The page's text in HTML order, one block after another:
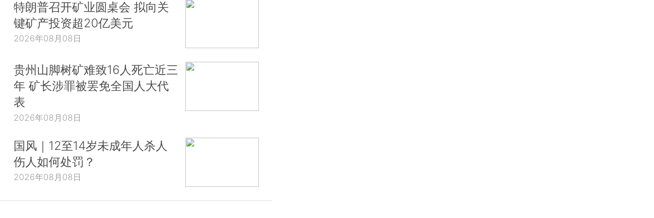
特朗普召开矿业圆桌会 拟向关
键矿产投资超20亿美元
2026年08月08日
贵州山脚树矿难致16人死亡近三
年 矿长涉罪被罢免全国人大代
表
2026年08月08日
国风｜12至14岁未成年人杀人
伤人如何处罚？
2026年08月08日